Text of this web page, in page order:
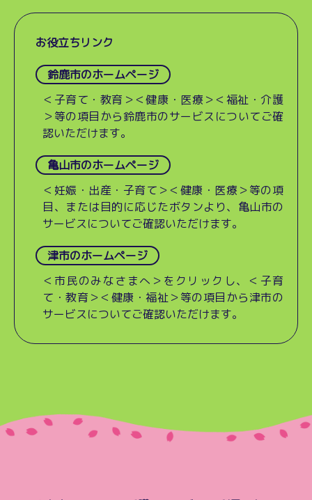
お役立ちリンク
鈴鹿市のホームページ
＜子育て・教育＞＜健康・医療＞＜福祉・介護
＞等の項目から鈴鹿市のサービスについてご確
認いただけます。
亀山市のホームページ
＜妊娠・出産・子育て＞＜健康・医療＞等の項
目、または目的に応じたボタンより、亀山市の
サービスについてご確認いただけます。
津市のホームページ
＜市民のみなさまへ＞をクリックし、＜子育
て・教育＞＜健康・福祉＞等の項目から津市の
サービスについてご確認いただけます。